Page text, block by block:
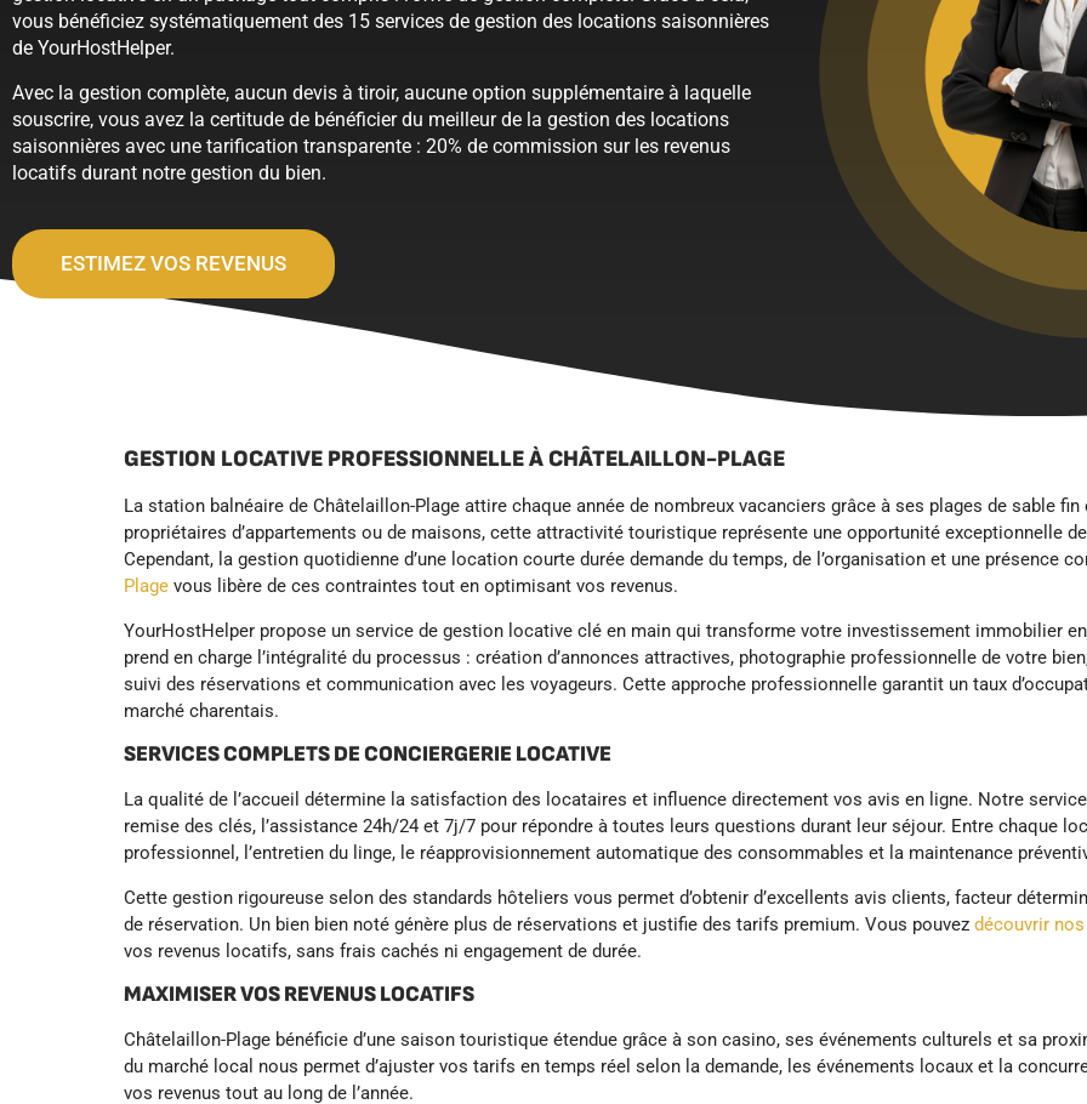
vous bénéficiez systématiquement des 15 services de gestion des locations saisonnières
de YourHostHelper.
Avec la gestion complète, aucun devis à tiroir, aucune option supplémentaire à laquelle
souscrire, vous avez la certitude de bénéficier du meilleur de la gestion des locations
saisonnières avec une tarification transparente : 20% de commission sur les revenus
locatifs durant notre gestion du bien.
ESTIMEZ VOS REVENUS
GESTION LOCATIVE PROFESSIONNELLE À CHÂTELAILLON-PLAGE
La station balnéaire de Châtelaillon-Plage attire chaque année de nombreux vacanciers grâce à ses plages de sable
propriétaires d’appartements ou de maisons, cette attractivité touristique représente une opportunité exceptionnelle
Cependant, la gestion quotidienne d’une location courte durée demande du temps, de l’organisation et une présence
Plage vous libère de ces contraintes tout en optimisant vos revenus.
YourHostHelper propose un service de gestion locative clé en main qui transforme votre investissement immobilier
prend en charge l’intégralité du processus : création d’annonces attractives, photographie professionnelle de votre
suivi des réservations et communication avec les voyageurs. Cette approche professionnelle garantit un taux
marché charentais.
SERVICES COMPLETS DE CONCIERGERIE LOCATIVE
La qualité de l’accueil détermine la satisfaction des locataires et influence directement vos avis en ligne. Notre
remise des clés, l’assistance 24h/24 et 7j/7 pour répondre à toutes leurs questions durant leur séjour. Entre chaque
professionnel, l’entretien du linge, le réapprovisionnement automatique des consommables et la maintenance
Cette gestion rigoureuse selon des standards hôteliers vous permet d’obtenir d’excellents avis clients, facteur
de réservation. Un bien bien noté génère plus de réservations et justifie des tarifs premium. Vous pouvez découvrir
vos revenus locatifs, sans frais cachés ni engagement de durée.
MAXIMISER VOS REVENUS LOCATIFS
Châtelaillon-Plage bénéficie d’une saison touristique étendue grâce à son casino, ses événements culturels et sa
du marché local nous permet d’ajuster vos tarifs en temps réel selon la demande, les événements locaux et la
vos revenus tout au long de l’année.